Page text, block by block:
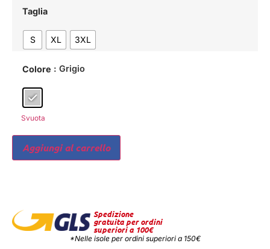
Taglia
S XL 3XL
Colore : Grigio
Svuota
Aggiungi al carrello
Spedizione
gratuita per ordini
superiori a 100€
*Nelle isole per ordini superiori a 150€